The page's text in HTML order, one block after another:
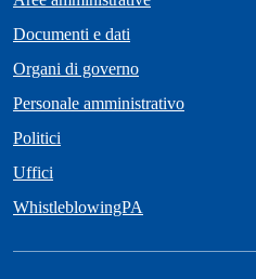
Documenti e dati
Organi di governo
Personale amministrativo
Politici
Uffici
WhistleblowingPA